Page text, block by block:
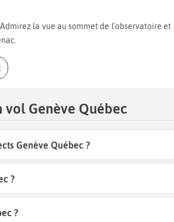
Genève Québec
Genève Québec ?
?
?